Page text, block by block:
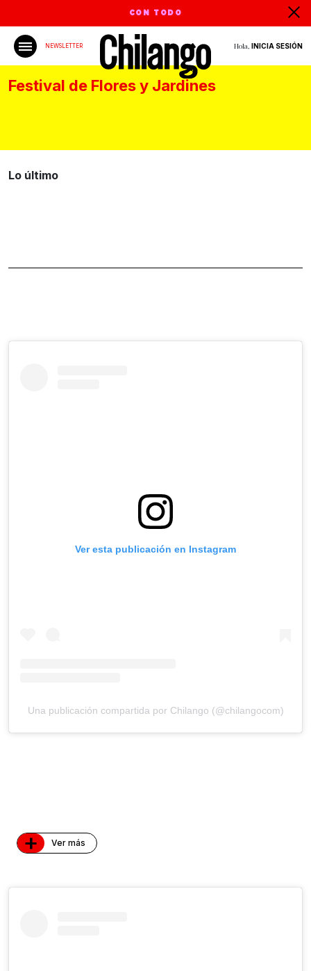
CON TODO
NEWSLETTER Hola, INICIA SESIÓN
Festival de Flores y Jardines
Lo último
Ver esta publicación en Instagram
Una publicación compartida por Chilango (@chilangocom)
+ Ver más